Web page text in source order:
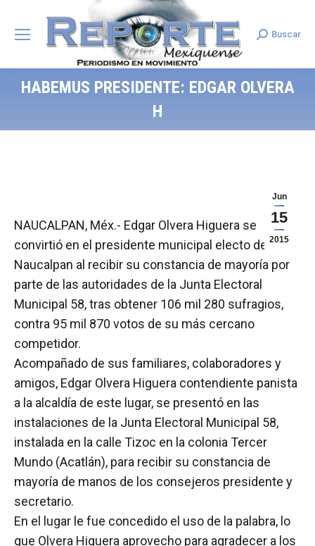
Search:
Buscar
HABEMUS PRESIDENTE: EDGAR OLVERA
H
Jun
15
2015
NAUCALPAN, Méx.- Edgar Olvera Higuera se
convirtió en el presidente municipal electo de
Naucalpan al recibir su constancia de mayoría por
parte de las autoridades de la Junta Electoral
Municipal 58, tras obtener 106 mil 280 sufragios,
contra 95 mil 870 votos de su más cercano
competidor.
Acompañado de sus familiares, colaboradores y
amigos, Edgar Olvera Higuera contendiente panista
a la alcaldía de este lugar, se presentó en las
instalaciones de la Junta Electoral Municipal 58,
instalada en la calle Tizoc en la colonia Tercer
Mundo (Acatlán), para recibir su constancia de
mayoría de manos de los consejeros presidente y
secretario.
En el lugar le fue concedido el uso de la palabra, lo
que Olvera Higuera aprovecho para agradecer a los